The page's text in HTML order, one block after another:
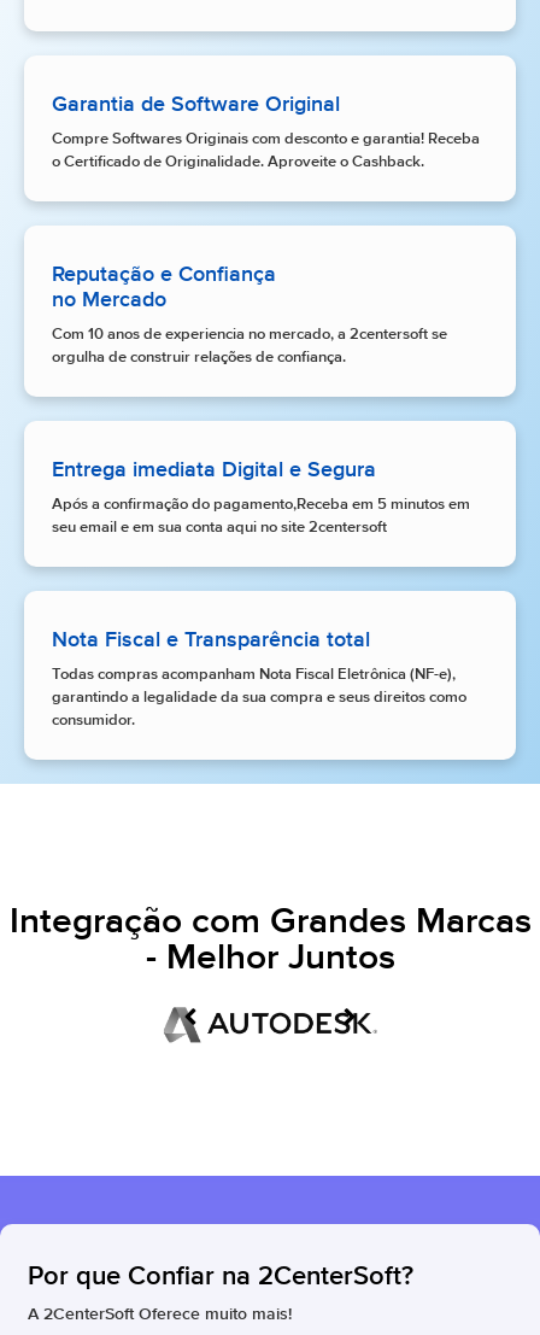
Garantia de Software Original
Compre Softwares Originais com desconto e garantia! Receba
o Certificado de Originalidade. Aproveite o Cashback.
Reputação e Confiança
no Mercado
Com 10 anos de experiencia no mercado, a 2centersoft se
orgulha de construir relações de confiança.
Entrega imediata Digital e Segura
Após a confirmação do pagamento,Receba em 5 minutos em
seu email e em sua conta aqui no site 2centersoft
Nota Fiscal e Transparência total
Todas compras acompanham Nota Fiscal Eletrônica (NF-e),
garantindo a legalidade da sua compra e seus direitos como
consumidor.
Integração com Grandes Marcas
- Melhor Juntos
Por que Confiar na 2CenterSoft?
A 2CenterSoft Oferece muito mais!